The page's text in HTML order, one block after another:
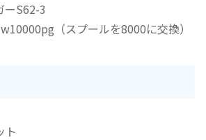
ーS62-3
（スプールを8000に交換）
ト